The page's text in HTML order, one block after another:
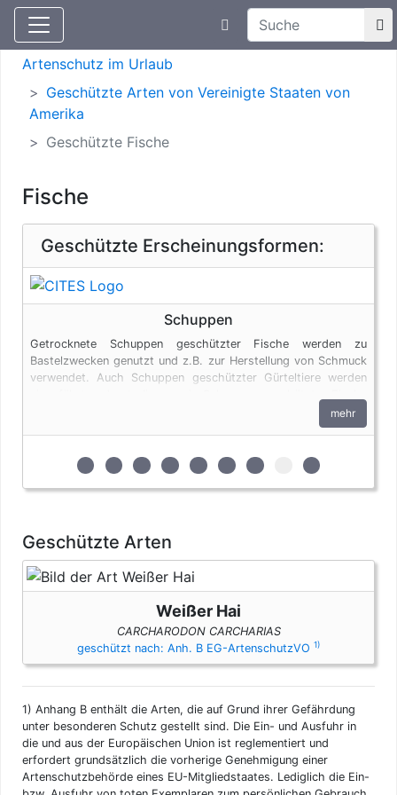
Aktuelle Meldungen
Suchtexteingabe
Artenschutz
Artenschutz im Urlaub
Geschützte Arten von Vereinigte Staaten von
Amerika
Geschützte Fische
Fische
Geschützte Erscheinungsformen:
Schuppen
Getrocknete Schuppen geschützter Fische werden zu
Bastelzwecken genutzt und z.B. zur Herstellung von Schmuck
verwendet. Auch Schuppen geschützter Gürteltiere werden
mehr
zur 1. geschützten Erscheinungsform (Felle und
zur 2. geschützten Erscheinungsform
zur 3. geschützten Erscheinungsform
zur 4. geschützten
zur 5. geschützten
zur 6. geschützten
zur 7. geschützten
zur 8.zur 9.
Geschützte Arten
Weißer Hai
CARCHARODON CARCHARIAS
geschützt nach: Anh. B EG-ArtenschutzVO 1)
1) Anhang B enthält die Arten, die auf Grund ihrer Gefährdung
unter besonderen Schutz gestellt sind. Die Ein- und Ausfuhr in
die und aus der Europäischen Union ist reglementiert und
erfordert grundsätzlich die vorherige Genehmigung einer
Artenschutzbehörde eines EU-Mitgliedstaates. Lediglich die Ein-